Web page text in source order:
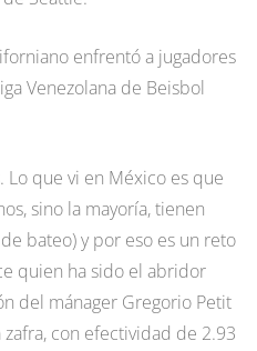
enfrentó a jugadores
Venezolana de Beisbol
Lo que vi en México es que
sino la mayoría, tienen
bateo) y por eso es un reto
quien ha sido el abridor
del mánager Gregorio Petit
con efectividad de 2.93